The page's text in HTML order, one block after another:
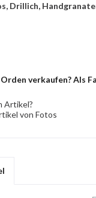
Drillich,
verkaufen? Als
Artikel?
von Fotos